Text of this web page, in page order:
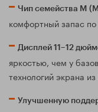
Чип семейства M
комфортный запас
Дисплей 11–12
яркостью, чем у
технологий экрана из
Улучшенную